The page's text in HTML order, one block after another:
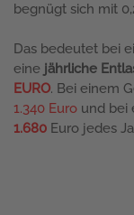
begnügt sich mit
Das bedeutet bei
eine jährliche
EURO. Bei einem
1.340 Euro und bei
1.680 Euro jedes